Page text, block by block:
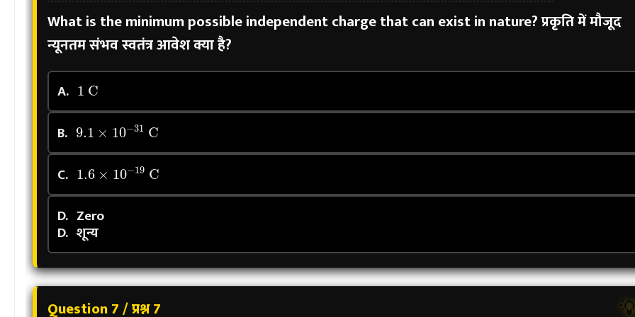
What is the minimum possible independent charge that can exist in nature?प्रकृति में मौजूद
न्यूनतम संभव स्वतंत्र आवेश क्या है?
A. 1C
B. 9.1× −31 C
C. 1.6×10−19C
D. Zero
D. शून्य
Question 7 / प्रश्न 7